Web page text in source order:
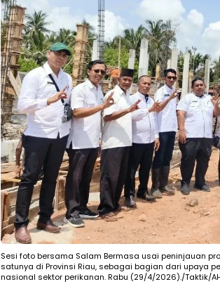
Sesi foto bersama Salam Bermasa usai peninjauan
satunya di Provinsi Riau, sebagai bagian dari upaya
nasional sektor perikanan. Rabu (29/4/2026)./Taktik/